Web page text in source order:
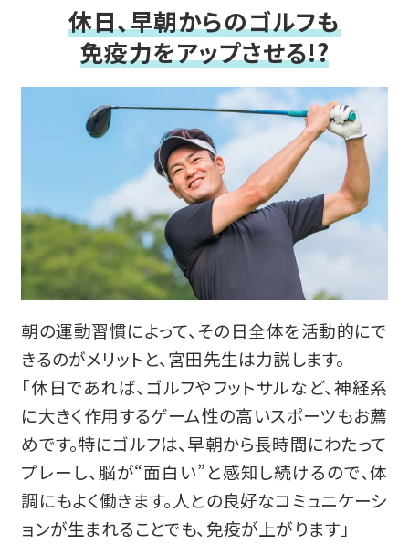
休日、早朝からのゴルフも
免疫力をアップさせる!?
朝の運動習慣によって、その日全体を活動的にで
きるのがメリットと、宮田先生は力説します。
「休日であれば、ゴルフやフットサルなど、神経系
に大きく作用するゲーム性の高いスポーツもお薦
めです。特にゴルフは、早朝から長時間にわたって
プレーし、脳が“面白い”と感知し続けるので、体
調にもよく働きます。人との良好なコミュニケーシ
ョンが生まれることでも、免疫が上がります」